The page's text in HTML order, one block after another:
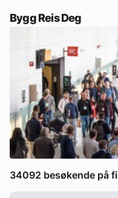
Bygg Reis Deg
34092 besøkende på